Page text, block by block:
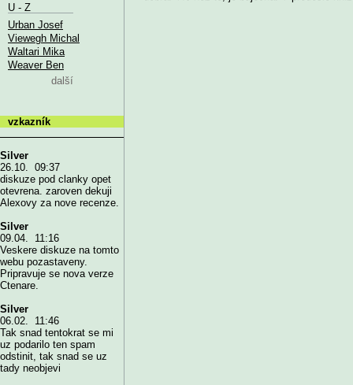
U - Z
Urban Josef
Viewegh Michal
Waltari Mika
Weaver Ben
další
vzkazník
Silver
26.10. 09:37
diskuze pod clanky opet
otevrena. zaroven dekuji
Alexovy za nove recenze.
Silver
09.04. 11:16
Veskere diskuze na tomto
webu pozastaveny.
Pripravuje se nova verze
Ctenare.
Silver
06.02. 11:46
Tak snad tentokrat se mi
uz podarilo ten spam
odstinit, tak snad se uz
tady neobjevi